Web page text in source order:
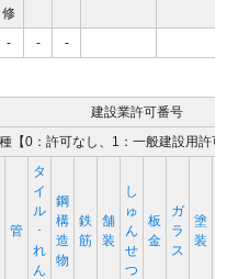
修
- - -
建設業許可番号
【0：許可なし、1：一般建設用許
管
タ
イ
ル
･
れ
ん
鋼
構
造
物
鉄
筋
舗
装
し
ゅ
ん
せ
つ
板
金
ガ
ラ
ス
塗
装